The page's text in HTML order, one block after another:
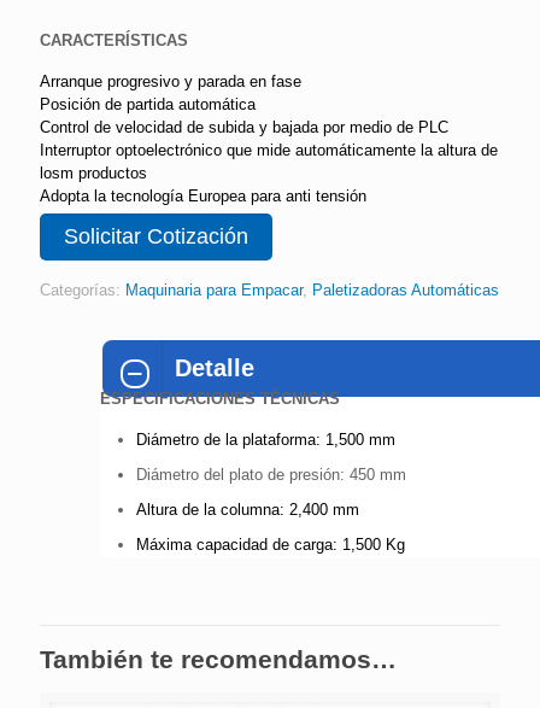
CARACTERÍSTICAS
Arranque progresivo y parada en fase
Posición de partida automática
Control de velocidad de subida y bajada por medio de PLC
Interruptor optoelectrónico que mide automáticamente la altura de
losm productos
Adopta la tecnología Europea para anti tensión
Solicitar Cotización
Categorías: Maquinaria para Empacar, Paletizadoras Automáticas
Detalle
ESPECIFICACIONES TÉCNICAS
Diámetro de la plataforma: 1,500 mm
Diámetro del plato de presión: 450 mm
Altura de la columna: 2,400 mm
Máxima capacidad de carga: 1,500 Kg
También te recomendamos…